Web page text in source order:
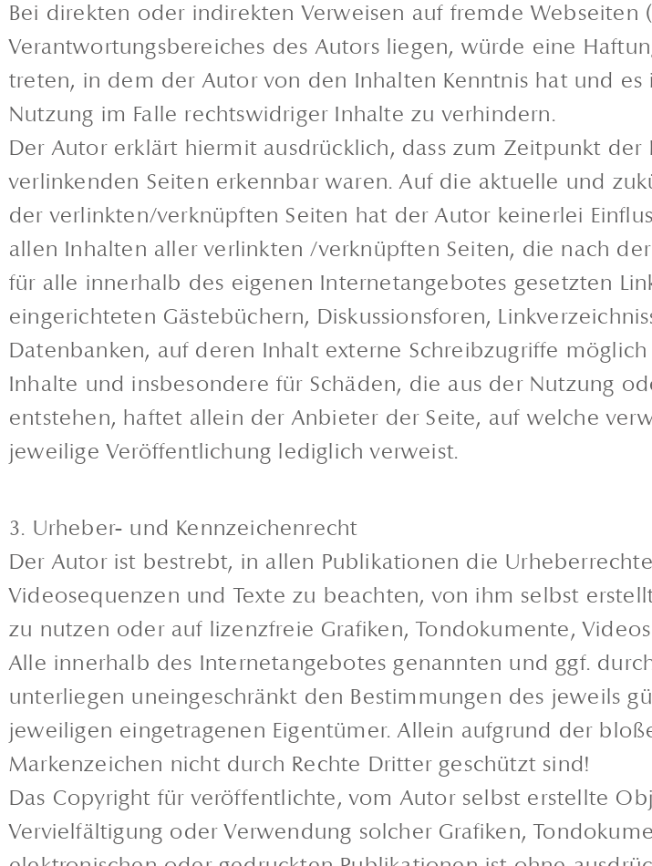
Bei direkten oder indirekten Verweisen auf fremde Webseiten
Verantwortungsbereiches des Autors liegen, würde eine
treten, in dem der Autor von den Inhalten Kenntnis hat und
Nutzung im Falle rechtswidriger Inhalte zu verhindern.
Der Autor erklärt hiermit ausdrücklich, dass zum Zeitpunkt
verlinkenden Seiten erkennbar waren. Auf die aktuelle und
der verlinkten/verknüpften Seiten hat der Autor keinerlei
allen Inhalten aller verlinkten /verknüpften Seiten, die nach
für alle innerhalb des eigenen Internetangebotes gesetzten
eingerichteten Gästebüchern, Diskussionsforen,
Datenbanken, auf deren Inhalt externe Schreibzugriffe
Inhalte und insbesondere für Schäden, die aus der Nutzung
entstehen, haftet allein der Anbieter der Seite, auf welche
jeweilige Veröffentlichung lediglich verweist.
3. Urheber- und Kennzeichenrecht
Der Autor ist bestrebt, in allen Publikationen die
Videosequenzen und Texte zu beachten, von ihm selbst
zu nutzen oder auf lizenzfreie Grafiken, Tondokumente,
Alle innerhalb des Internetangebotes genannten und ggf.
unterliegen uneingeschränkt den Bestimmungen des jeweils
jeweiligen eingetragenen Eigentümer. Allein aufgrund der
Markenzeichen nicht durch Rechte Dritter geschützt sind!
Das Copyright für veröffentlichte, vom Autor selbst erstellte
Vervielfältigung oder Verwendung solcher Grafiken,